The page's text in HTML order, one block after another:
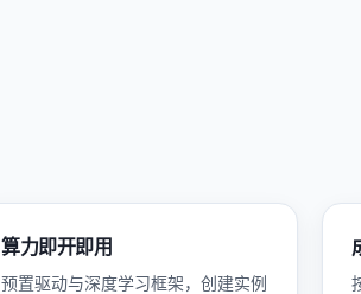
算力即开即用
预置驱动与深度学习框架，创建实例